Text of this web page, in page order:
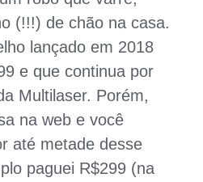
(!!!) de chão na casa.
lançado em 2018
e que continua por
Multilaser. Porém,
na web e você
até metade desse
paguei R$299 (na